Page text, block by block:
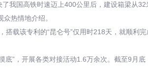
国高铁时速迈上400公里后，建设箱梁从
热情地介绍。
载该专利的“昆仑号”仅用时218天，就顺利
”，开展各类对接活动1.6万余次。截至9月